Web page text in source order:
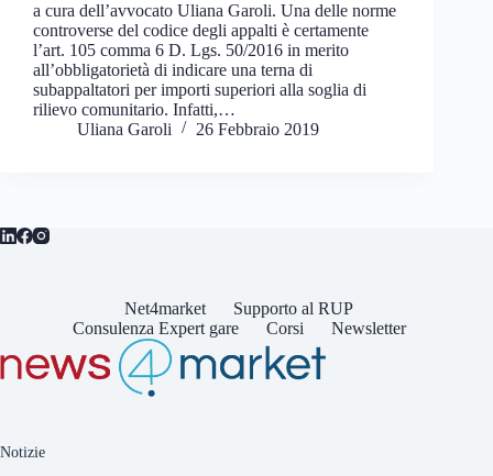
a cura dell’avvocato Uliana Garoli. Una delle norme
controverse del codice degli appalti è certamente
l’art. 105 comma 6 D. Lgs. 50/2016 in merito
all’obbligatorietà di indicare una terna di
subappaltatori per importi superiori alla soglia di
rilievo comunitario. Infatti,…
Uliana Garoli
26 Febbraio 2019
Net4market
Supporto al RUP
Consulenza Expert gare
Corsi Newsletter
Notizie